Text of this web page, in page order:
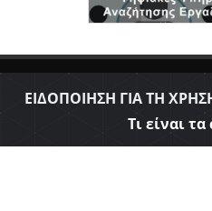
ΕΙΔΟΠΟΙΗΣΗ ΓΙΑ ΤΗ
Τι είναι